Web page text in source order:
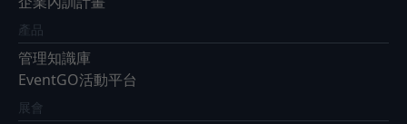
產品
管理知識庫
EventGO活動平台
展會